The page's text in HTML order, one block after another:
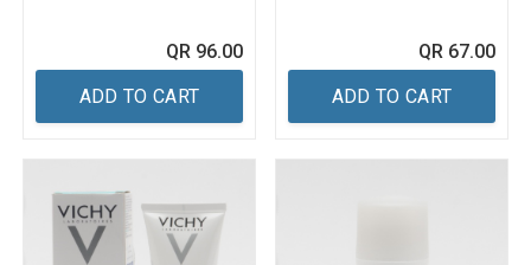
QR 67.00
ADD TO CART
QR 96.00
ADD TO CART